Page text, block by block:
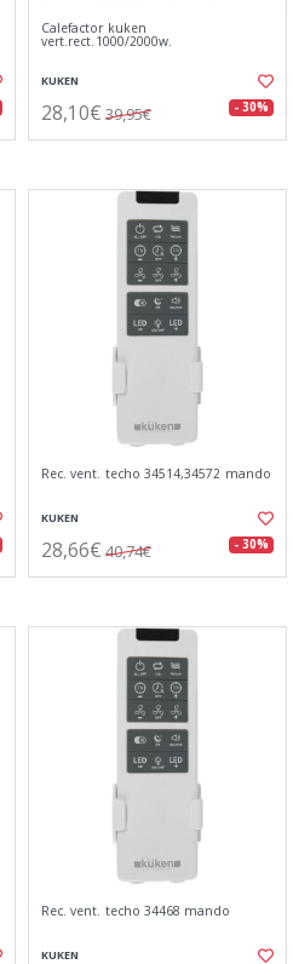
Calefactor kuken
vert.rect.1000/2000w.
KUKEN
28,10€ 39,95€ - 30%
Rec. vent. techo 34514,34572 mando
KUKEN
28,66€ 40,74€ - 30%
Rec. vent. techo 34468 mando
KUKEN